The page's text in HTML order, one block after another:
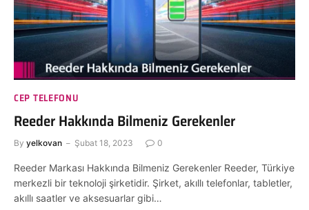
CEP TELEFONU
Reeder Hakkında Bilmeniz Gerekenler
By yelkovan Şubat 18, 2023 0
Reeder Markası Hakkında Bilmeniz Gerekenler Reeder, Türkiye
merkezli bir teknoloji şirketidir. Şirket, akıllı telefonlar, tabletler,
akıllı saatler ve aksesuarlar gibi…